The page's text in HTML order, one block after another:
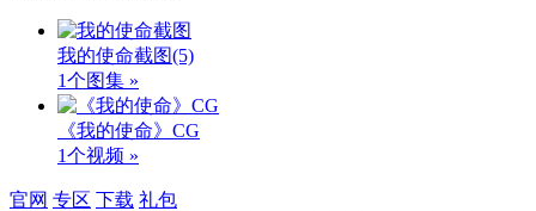
我的使命截图(5)
1个图集 »
《我的使命》CG
1个视频 »
官网 专区 下载 礼包